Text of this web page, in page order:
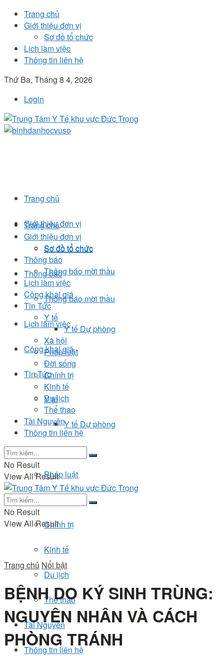
Trang chủ
Giới thiệu đơn vị
Sơ đồ tổ chức
Lịch làm việc
Thông tin liên hệ
Thứ Ba, Tháng 8 4, 2026
Login
Trang chủ
Giới thiệu đơn vị
Sơ đồ tổ chức
Thông báo
Thông báo mời thầu
Lịch làm việc
Công khai giá
Tin Tức
Y tế
Y tế Dự phòng
Xã hội
Pháp luật
Chính trị
Kinh tế
Du lịch
Thể thao
Tài Nguyên
Thông tin liên hệ
Trang chủ
Giới thiệu đơn vị
Sơ đồ tổ chức
Thông báo
Thông báo mời thầu
Lịch làm việc
Công khai giá
Tin Tức
Y tế
Y tế Dự phòng
Xã hội
Pháp luật
Đời sống
Chính trị
Kinh tế
Du lịch
Thể thao
Tài Nguyên
Thông tin liên hệ
No Result
View All Result
No Result
View All Result
Trang chủ Nổi bật
BỆNH DO KÝ SINH TRÙNG:
NGUYÊN NHÂN VÀ CÁCH
PHÒNG TRÁNH